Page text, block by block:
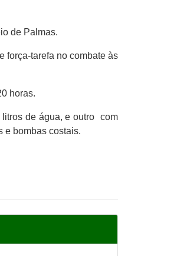
de Palmas.
força-tarefa no combate às
horas.
de água, e outro com
e bombas costais.